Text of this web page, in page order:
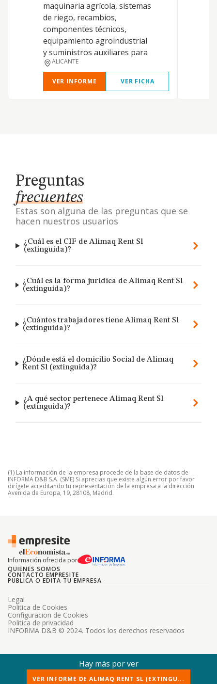
maquinaria agrícola, sistemas
de riego, recambios,
componentes técnicos,
equipamiento agroindustrial
y suministros auxiliares para
ALICANTE
VER INFORME VER FICHA
Preguntas
frecuentes
Estas son alguna de las preguntas que se
hacen nuestros usuarios
¿Cuál es el CIF de Alimaq Rent Sl
(extinguida)?
¿Cuál es la forma jurídica de Alimaq Rent Sl
(extinguida)?
¿Cuántos trabajadores tiene Alimaq Rent Sl
(extinguida)?
¿Dónde está el domicilio Social de Alimaq
Rent Sl (extinguida)?
¿A qué sector pertenece Alimaq Rent Sl
(extinguida)?
(1) La información de la empresa procede de la base de datos de
INFORMA D&B S.A. (SME) Si aprecias que existe algún error por favor
dirígete acreditando tu representación de la empresa a la dirección
Avenida de Europa, 19, 28108, Madrid.
Información ofrecida por
QUIENES SOMOS
CONTACTO EMPRESITE
PUBLICA O EDITA TU EMPRESA
INFORMA D&B © 2024. Todos los derechos reservados
Legal
Politica de Cookies
Configuracion de Cookies
Politica de privacidad
Hay más por ver
VER INFORME DE ALIMAQ RENT SL (EXTINGU...